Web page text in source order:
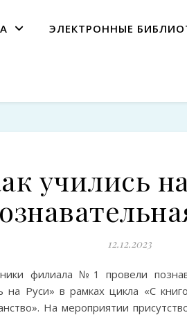
ЭЛЕКТРОННЫЕ
учились
12.12.2023
филиала №1 провели
на Руси» в рамках цикла «С
На мероприятии